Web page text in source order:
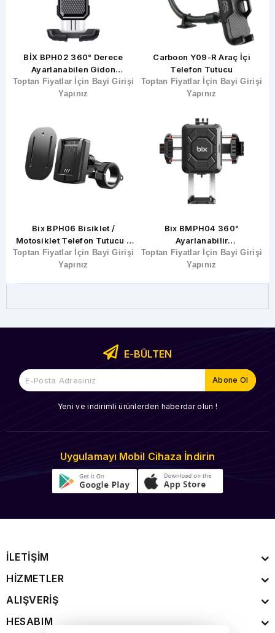
BİX BPH02 360° Derece
Ayarlanabilen Gidon
Bağlantılı Bisiklet Motosiklet
Için ABS Telefon Tutucu
Toptan Fiyatlar İçin Bayi Girişi
Yapınız
Bix BPH06 Bisiklet /
Motosiklet Telefon Tutucu –
Hızlı Kilit Gidon Tabanlı
Toptan Fiyatlar İçin Bayi Girişi
Yapınız
Carboon Y09-R Araç İçi
Telefon Tutucu
Toptan Fiyatlar İçin Bayi Girişi
Yapınız
Bix BMPH04 360°
Ayarlanabilir
Motosiklet/Bisiklet Telefon
Tutucu
Toptan Fiyatlar İçin Bayi Girişi
Yapınız
E-BÜLTEN
Yeni ve indirimli ürünlerden haberdar olun !
Uygulamayı Mobil Cihaza İndirin
İLETİŞİM
HİZMETLER
ALIŞVERİŞ
HESABIM